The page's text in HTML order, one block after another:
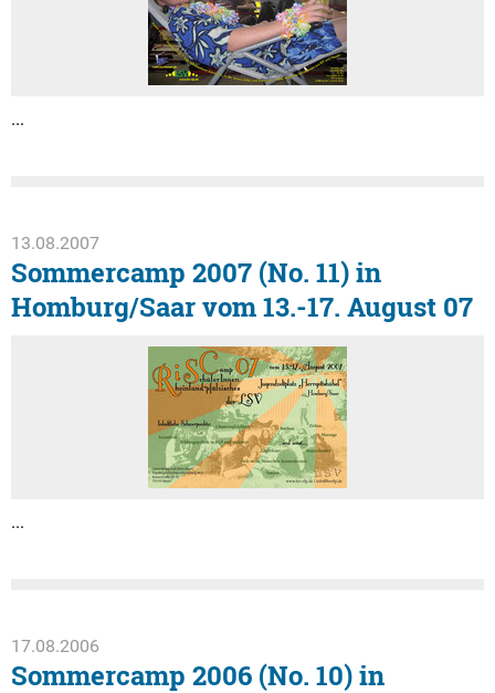
...
13.08.2007
Sommercamp 2007 (No. 11) in
Homburg/Saar vom 13.-17. August 07
...
17.08.2006
Sommercamp 2006 (No. 10) in